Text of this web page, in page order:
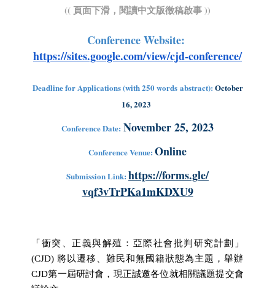
(( 頁面下滑，閱讀中文版徵稿啟事 ))
Conference Website:
https://sites.google.com/view/cjd-conference/
Deadline for Applications (with 250 words abstract): October
16, 2023
Conference Date: November 25, 2023
Conference Venue: Online
Submission Link: https://forms.gle/
vqf3vTrPKa1mKDXU9
「衝突、正義與解殖：亞際社會批判研究計劃」
(CJD)將以遷移、難民和無國籍狀態為主題， 舉辦
CJD第一屆研討會，現正誠邀各位就相關議題提交會